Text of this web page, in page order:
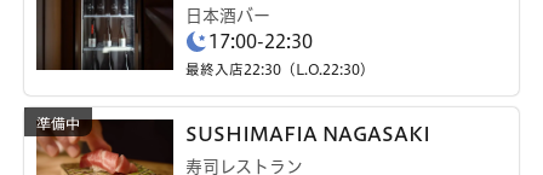
日本酒バー
17:00-22:30
最終入店22:30（L.O.22:30）
SUSHIMAFIA NAGASAKI
寿司レストラン